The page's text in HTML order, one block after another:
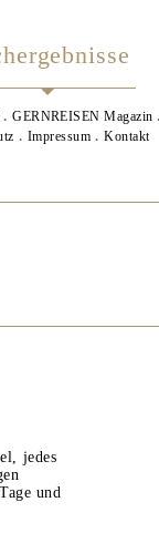
GERNREISEN Magazin
Impressum Kontakt
jedes
und